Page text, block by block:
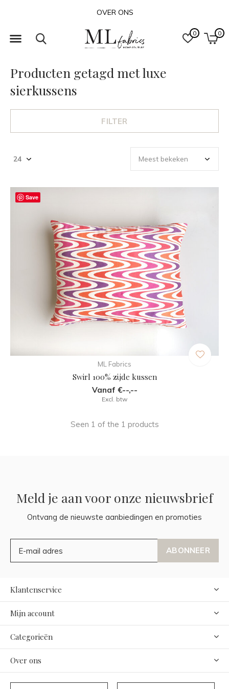
0 0
OVER ONS
Producten getagd met luxe
sierkussens
FILTER
ML Fabrics
Swirl 100% zijde kussen
Vanaf €--,--
Excl. btw
Seen 1 of the 1 products
Meld je aan voor onze nieuwsbrief
Ontvang de nieuwste aanbiedingen en promoties
ABONNEER
Klantenservice
Mijn account
Categorieën
Over ons
Save